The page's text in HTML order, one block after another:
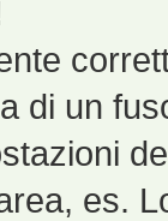
di un
es.